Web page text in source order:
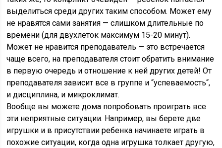
выделиться среди других таким способом. Может ему
не нравятся сами занятия — слишком длительные по
времени (для двухлеток максимум 15-20 минут).
Может не нравится преподаватель — это встречается
чаще всего, на преподавателя стоит обратить внимание
в первую очередь и отношение к ней других детей! От
преподавателя зависит все в группе и “успеваемость“,
и дисциплина, и микроклимат.
Вообще вы можете дома попробовать проиграть все
эти неприятные ситуации. Например, вы берете две
игрушки и в присутствии ребенка начинаете играть в
похожие ситуации, когда одна игрушка толкает другую,